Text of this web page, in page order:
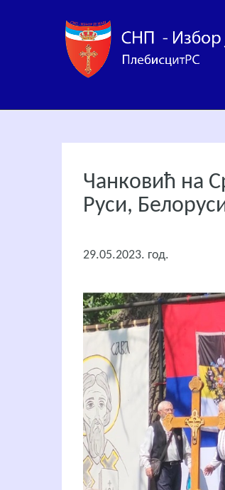
Чанковић на
Руси,
29.05.2023. год.